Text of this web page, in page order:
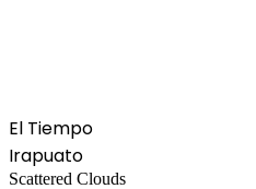
El Tiempo
Irapuato
Scattered Clouds